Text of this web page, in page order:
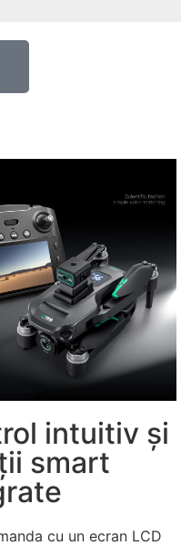
intuitiv și
smart
cu un ecran LCD